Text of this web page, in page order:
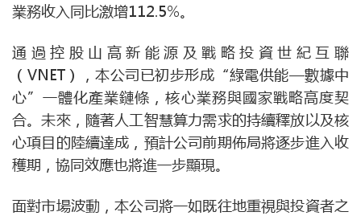
業務收入同比激增112.5%。
通過控股山高新能源及戰略投資世紀互聯
（VNET），本公司已初步形成“綠電供能—數據中
心”一體化產業鏈條，核心業務與國家戰略高度契
合。未來，隨著人工智慧算力需求的持續釋放以及核
心項目的陸續達成，預計公司前期佈局將逐步進入收
穫期，協同效應也將進一步顯現。
面對市場波動，本公司將一如既往地重視與投資者之